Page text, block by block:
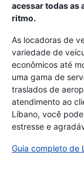
acessar todas as
ritmo.
As locadoras de
variedade de
econômicos até
uma gama de
traslados de
atendimento ao
Líbano, você
estresse e
Guia completo de